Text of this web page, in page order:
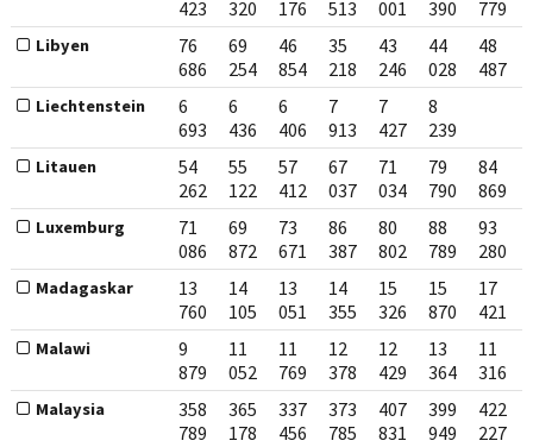
423 320 176 513 001 390 779
Libyen
76
686
69
254
46
854
35
218
43
246
44
028
48
487
Liechtenstein
6
693
6
436
6
406
7
913
7
427
8
239
Litauen
54
262
55
122
57
412
67
037
71
034
79
790
84
869
Luxemburg
71
086
69
872
73
671
86
387
80
802
88
789
93
280
Madagaskar
13
760
14
105
13
051
14
355
15
326
15
870
17
421
Malawi
9
879
11
052
11
769
12
378
12
429
13
364
11
316
Malaysia
358
789
365
178
337
456
373
785
407
831
399
949
422
227